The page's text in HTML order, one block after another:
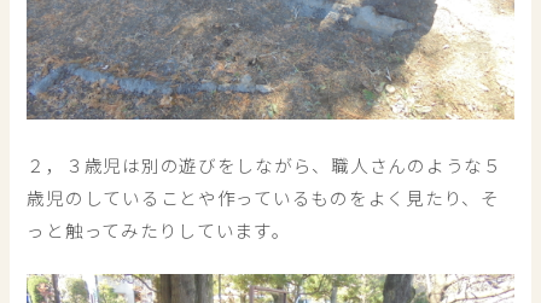
２，３歳児は別の遊びをしながら、職人さんのような５
歳児のしていることや作っているものをよく見たり、そ
っと触ってみたりしています。